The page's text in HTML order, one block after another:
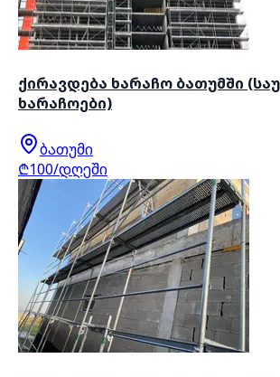
ქირავდება ხარაჩო ბათუმში
ხარაჩოები)
ბათუმი
₾100/დღეში